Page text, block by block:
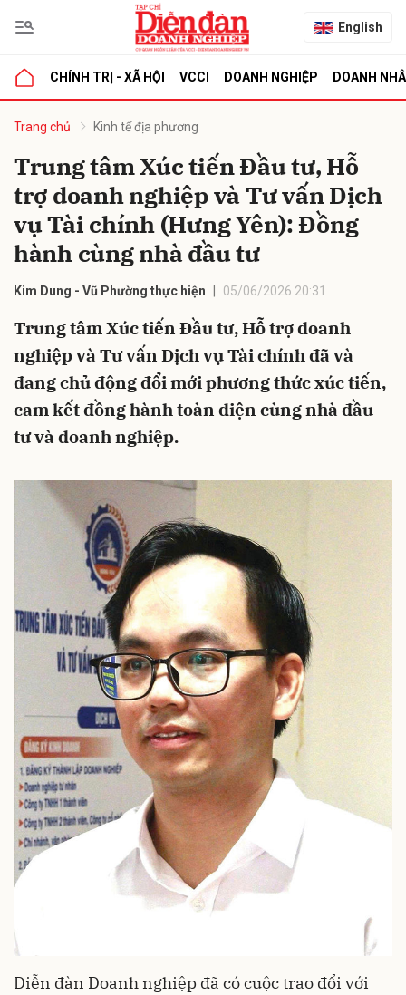
English
CHÍNH TRỊ - XÃ HỘI VCCI DOANH NGHIỆP DOANH
Trang chủ Kinh tế địa phương
Trung tâm Xúc tiến Đầu tư, Hỗ
trợ doanh nghiệp và Tư vấn Dịch
vụ Tài chính (Hưng Yên): Đồng
hành cùng nhà đầu tư
Kim Dung - Vũ Phường thực hiện 05/06/2026 20:31
Trung tâm Xúc tiến Đầu tư, Hỗ trợ doanh
nghiệp và Tư vấn Dịch vụ Tài chính đã và
đang chủ động đổi mới phương thức xúc tiến,
cam kết đồng hành toàn diện cùng nhà đầu
tư và doanh nghiệp.
Diễn đàn Doanh nghiệp đã có cuộc trao đổi với
luận